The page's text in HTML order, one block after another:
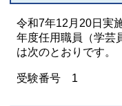
令和7年12月20日実
年度任用職員（学芸
は次のとおりです。
受験番号 1